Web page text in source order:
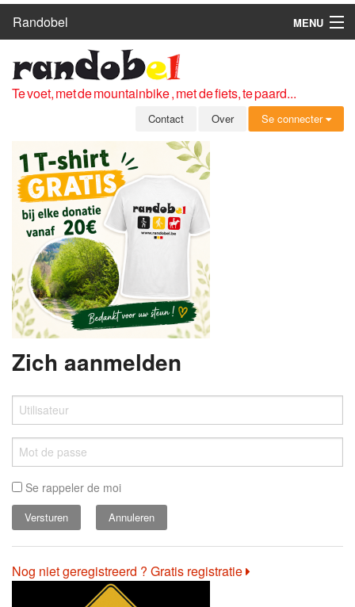
Randobel
MENU
ROUTES
CLUBS
OVER
LEDEN
ZICH AANMELDEN
GRATIS REGISTRATIE
WACHTWOORD VERGETEN
Te voet, met de mountainbike , met de fiets, te paard...
Contact Over Se connecter
Zich aanmelden
Se rappeler de moi
Annuleren
Nog niet geregistreerd ? Gratis registratie